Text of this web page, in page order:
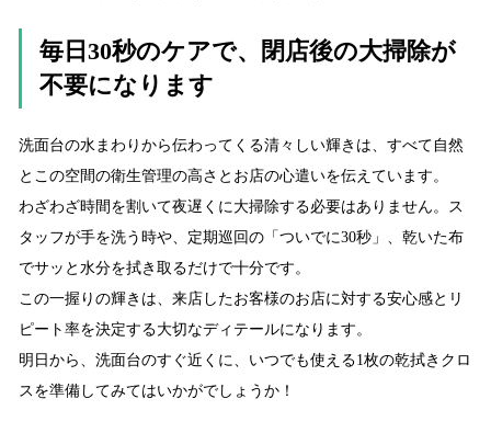
毎日30秒のケアで、閉店後の大掃除が
不要になります
洗面台の水まわりから伝わってくる清々しい輝きは、すべて自然
とこの空間の衛生管理の高さとお店の心遣いを伝えています。
わざわざ時間を割いて夜遅くに大掃除する必要はありません。ス
タッフが手を洗う時や、定期巡回の「ついでに30秒」、乾いた布
でサッと水分を拭き取るだけで十分です。
この一握りの輝きは、来店したお客様のお店に対する安心感とリ
ピート率を決定する大切なディテールになります。
明日から、洗面台のすぐ近くに、いつでも使える1枚の乾拭きクロ
スを準備してみてはいかがでしょうか！